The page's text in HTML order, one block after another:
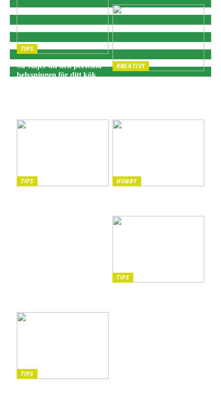
TIPS
Så väljer du den perfekta
belysningen för ditt kök
KREATIVT
TIPS HOBBY
TIPS
TIPS